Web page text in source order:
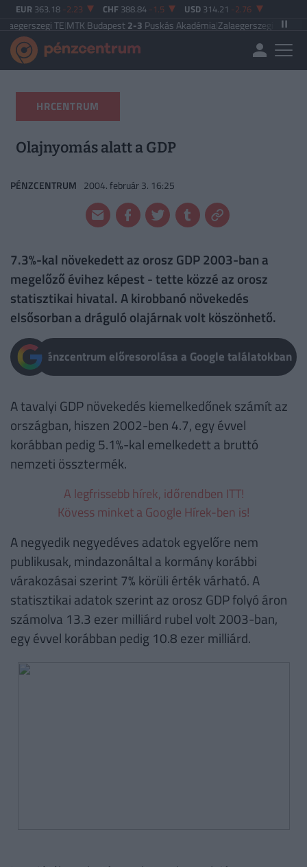
EUR 363.18 -2.23 CHF 388.84 -1.5 USD 314.21 -2.76
TE|MTK Budapest 2-3Puskás AkadémiaZalaegerszegi TE5-2Paksi FC
HRCENTRUM
Olajnyomás alatt a GDP
PÉNZCENTRUM 2004. február 3. 16:25
7.3%-kal növekedett az orosz GDP 2003-ban a
megelőző évihez képest - tette közzé az orosz
statisztikai hivatal. A kirobbanó növekedés
elsősorban a dráguló olajárnak volt köszönhető.
Pénzcentrum előresorolása a Google találatokban
A tavalyi GDP növekedés kiemelkedőnek számít az
országban, hiszen 2002-ben 4.7, egy évvel
korábban pedig 5.1%-kal emelkedett a bruttó
nemzeti össztermék.
A legfrissebb hírek, időrendben ITT!
Kövess minket a Google Hírek-ben is!
A negyedik negyedéves adatok egyelőre nem
publikusak, mindazonáltal a kormány korábbi
várakozásai szerint 7% körüli érték várható. A
statisztikai adatok szerint az orosz GDP folyó áron
számolva 13.3 ezer milliárd rubel volt 2003-ban,
egy évvel korábban pedig 10.8 ezer milliárd.